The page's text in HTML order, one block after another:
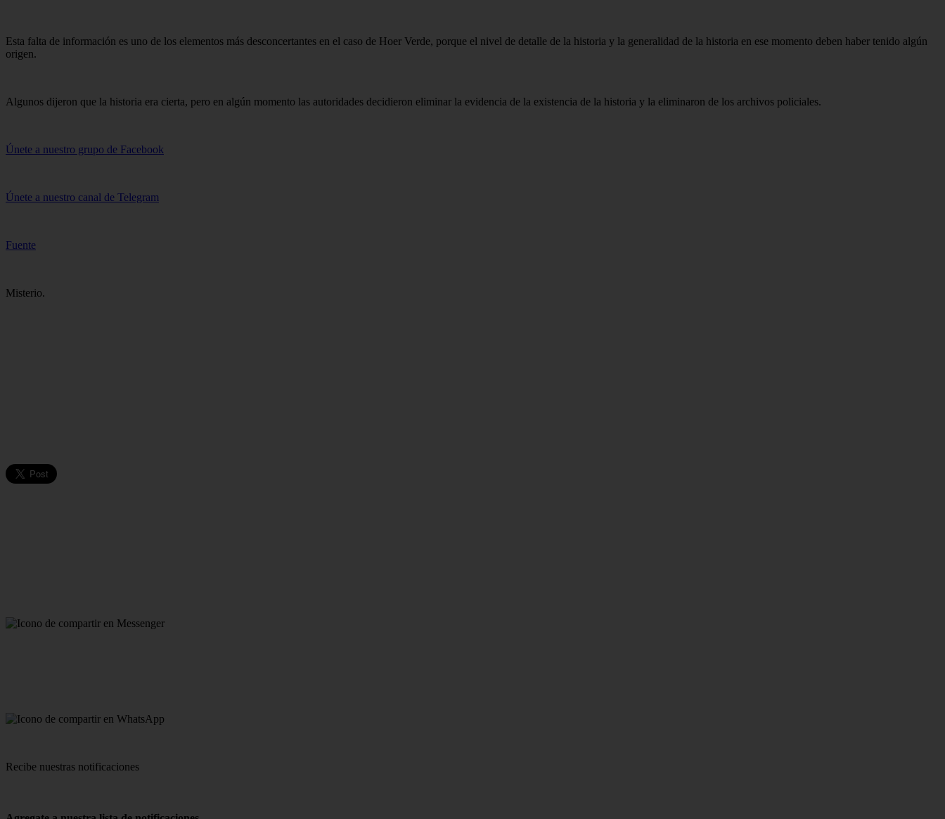
Esta falta de información es uno de los elementos más desconcertantes en el caso de Hoer Verde, porque el nivel de detalle de la historia y la generalidad de la historia en ese momento deben haber tenido algún
origen.
Algunos dijeron que la historia era cierta, pero en algún momento las autoridades decidieron eliminar la evidencia de la existencia de la historia y la eliminaron de los archivos policiales.
Únete a nuestro grupo de Facebook
Únete a nuestro canal de Telegram
Fuente
Misterio.
Recibe nuestras notificaciones